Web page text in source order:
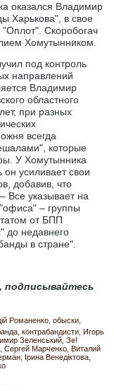
оказался Владимир
Харькова", в свое
Скоробогач
Хомутынником.
под контроль
направлений
Владимир
областного
при разных
всегда
которые
У Хомутынника
усиливает свои
добавив, что
Все указывает на
– группы
от БПП
до недавнего
в стране".
подписывайтесь
Романенко обыски
контрабандисти
Игорь
Зеленський Зе!
Сергей Марченко
Виталий
Ірина Венедіктова